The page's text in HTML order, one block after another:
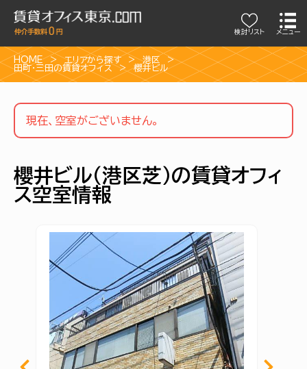
検討リスト メニュー
HOME エリアから探す
港区
田町・三田の賃貸オフィス
櫻井ビル
現在、空室がございません。
櫻井ビル（港区芝）の賃貸オフィ
ス空室情報